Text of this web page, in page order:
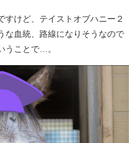
けど、テイストオブハニー２
な血統、路線になりそうなので
うことで…。